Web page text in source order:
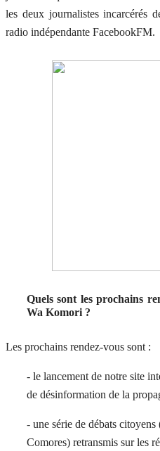
les deux journalistes incarcérés
radio indépendante FacebookFM.
Quels sont les prochains
Wa Komori ?
Les prochains rendez-vous sont :
- le lancement de notre site
de désinformation de la
- une série de débats
Comores) retransmis sur les